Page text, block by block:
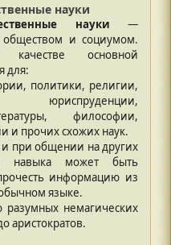
науки
науки —
обществом и социумом.
основной
для:
политики, религии,
философии,
и прочих схожих наук.
при общении на других
навыка может быть
информацию из
языке.
немагических
аристократов.